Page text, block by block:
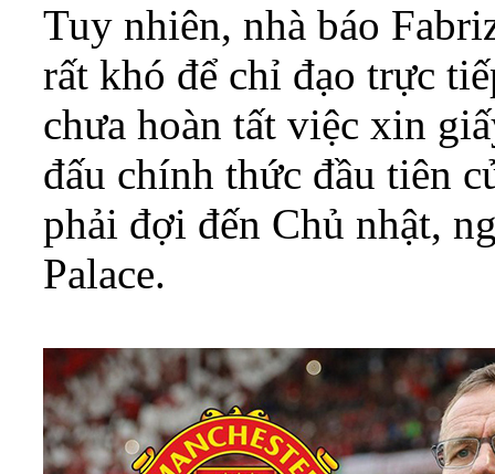
Tuy nhiên, nhà báo
rất khó để chỉ đạo trực
chưa hoàn tất việc xin
đấu chính thức đầu tiên
phải đợi đến Chủ nhật,
Palace.